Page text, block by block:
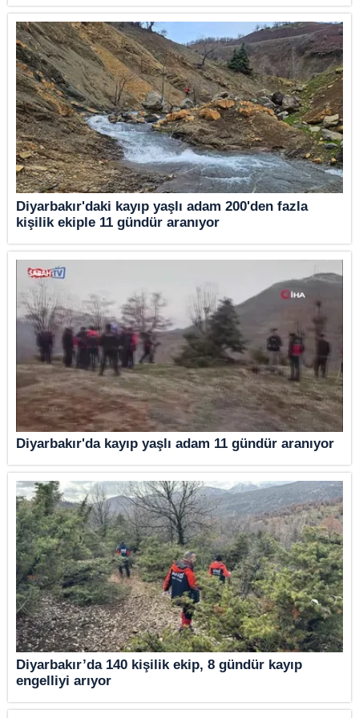
Diyarbakır'daki kayıp yaşlı adam 200'den fazla
kişilik ekiple 11 gündür aranıyor
Diyarbakır'da kayıp yaşlı adam 11 gündür aranıyor
Diyarbakır’da 140 kişilik ekip, 8 gündür kayıp
engelliyi arıyor